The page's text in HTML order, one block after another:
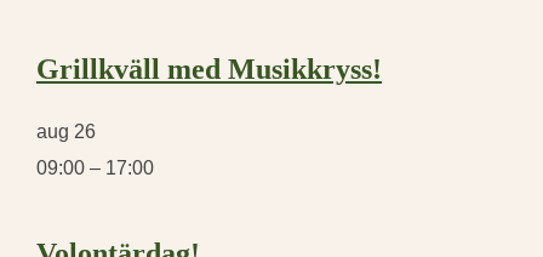
Grillkväll med Musikkryss!
aug 26
09:00 – 17:00